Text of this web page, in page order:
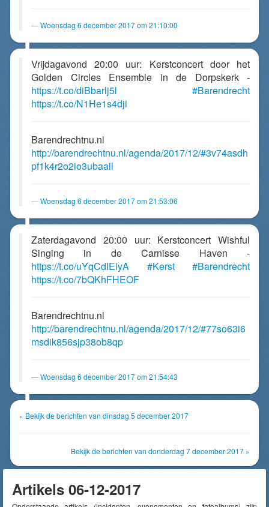
Woensdag 6 december 2017 om 21:10:00
Vrijdagavond 20:00 uur: Kerstconcert door het
Golden Circles Ensemble in de Dorpskerk -
https://t.co/diBbarlj5l
#Barendrecht
https://t.co/N1He1s4dji
Barendrechtnu.nl
http://barendrechtnu.nl/agenda/2017/12/#3v74asdh
pf1k4r2o2io3ubaail
Woensdag 6 december 2017 om 21:53:06
Zaterdagavond 20:00 uur: Kerstconcert Wishful
Singing in de Carnisse Haven -
https://t.co/uYqCdIEiyA
#Kerst
#Barendrecht
https://t.co/7bQKhFHEOF
Barendrechtnu.nl
http://barendrechtnu.nl/agenda/2017/12/#77so63i6
msdik856sjp38ob8qp
Woensdag 6 december 2017 om 21:54:43
« Bekijk de berichten van dinsdag 5 december 2017
Bekijk de berichten van donderdag 7 december 2017 »
Artikels 06-12-2017